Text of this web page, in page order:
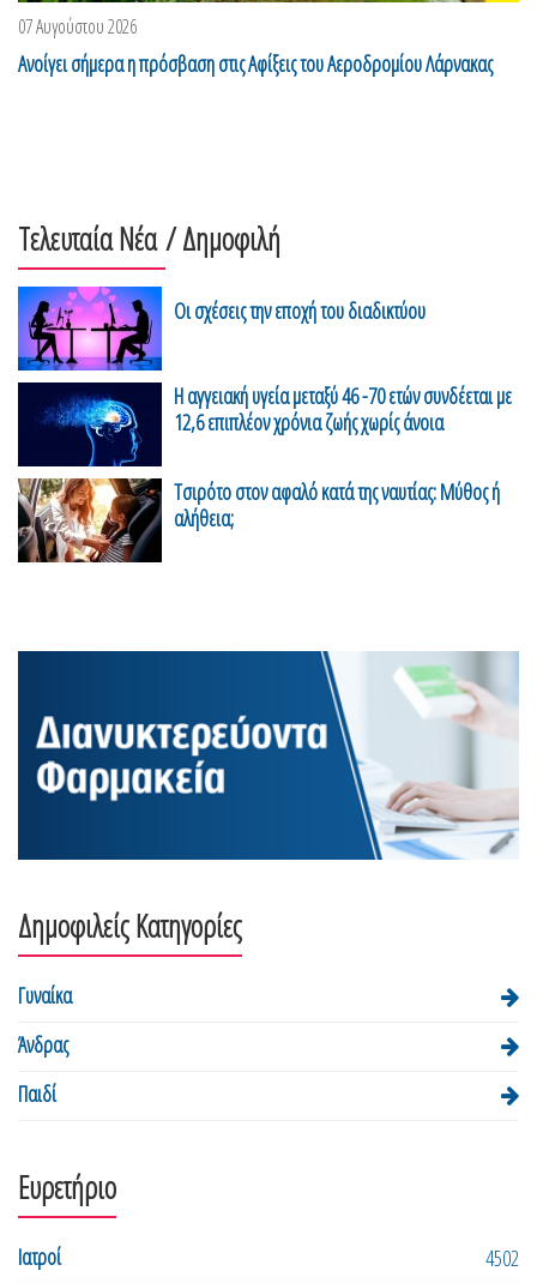
07 Αυγούστου 2026
Ανοίγει σήμερα η πρόσβαση στις Αφίξεις του Αεροδρομίου Λάρνακας
Τελευταία Νέα / Δημοφιλή
Οι σχέσεις την εποχή του διαδικτύου
H αγγειακή υγεία μεταξύ 46 -70 ετών συνδέεται με
12,6 επιπλέον χρόνια ζωής χωρίς άνοια
Τσιρότο στον αφαλό κατά της ναυτίας: Μύθος ή
αλήθεια;
Δημοφιλείς Κατηγορίες
Γυναίκα
Άνδρας
Παιδί
Ευρετήριο
Ιατροί
4502